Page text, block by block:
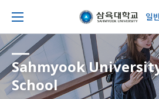
일
Sahmyook
School